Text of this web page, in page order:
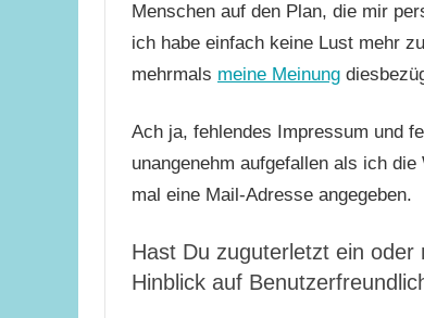
Menschen auf den Plan, die mir
ich habe einfach keine Lust mehr
mehrmals meine Meinung
Ach ja, fehlendes Impressum und
unangenehm aufgefallen als ich
mal eine Mail-Adresse angegeben.
Hast Du zuguterletzt ein
Hinblick auf